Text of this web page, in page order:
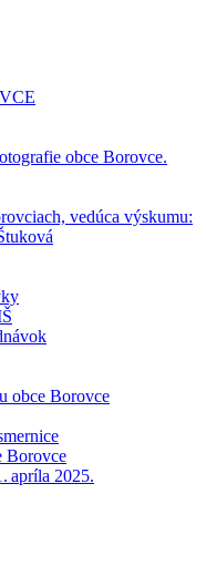
obce Borovce.
vedúca výskumu:
obce Borovce
Borovce
apríla 2025.